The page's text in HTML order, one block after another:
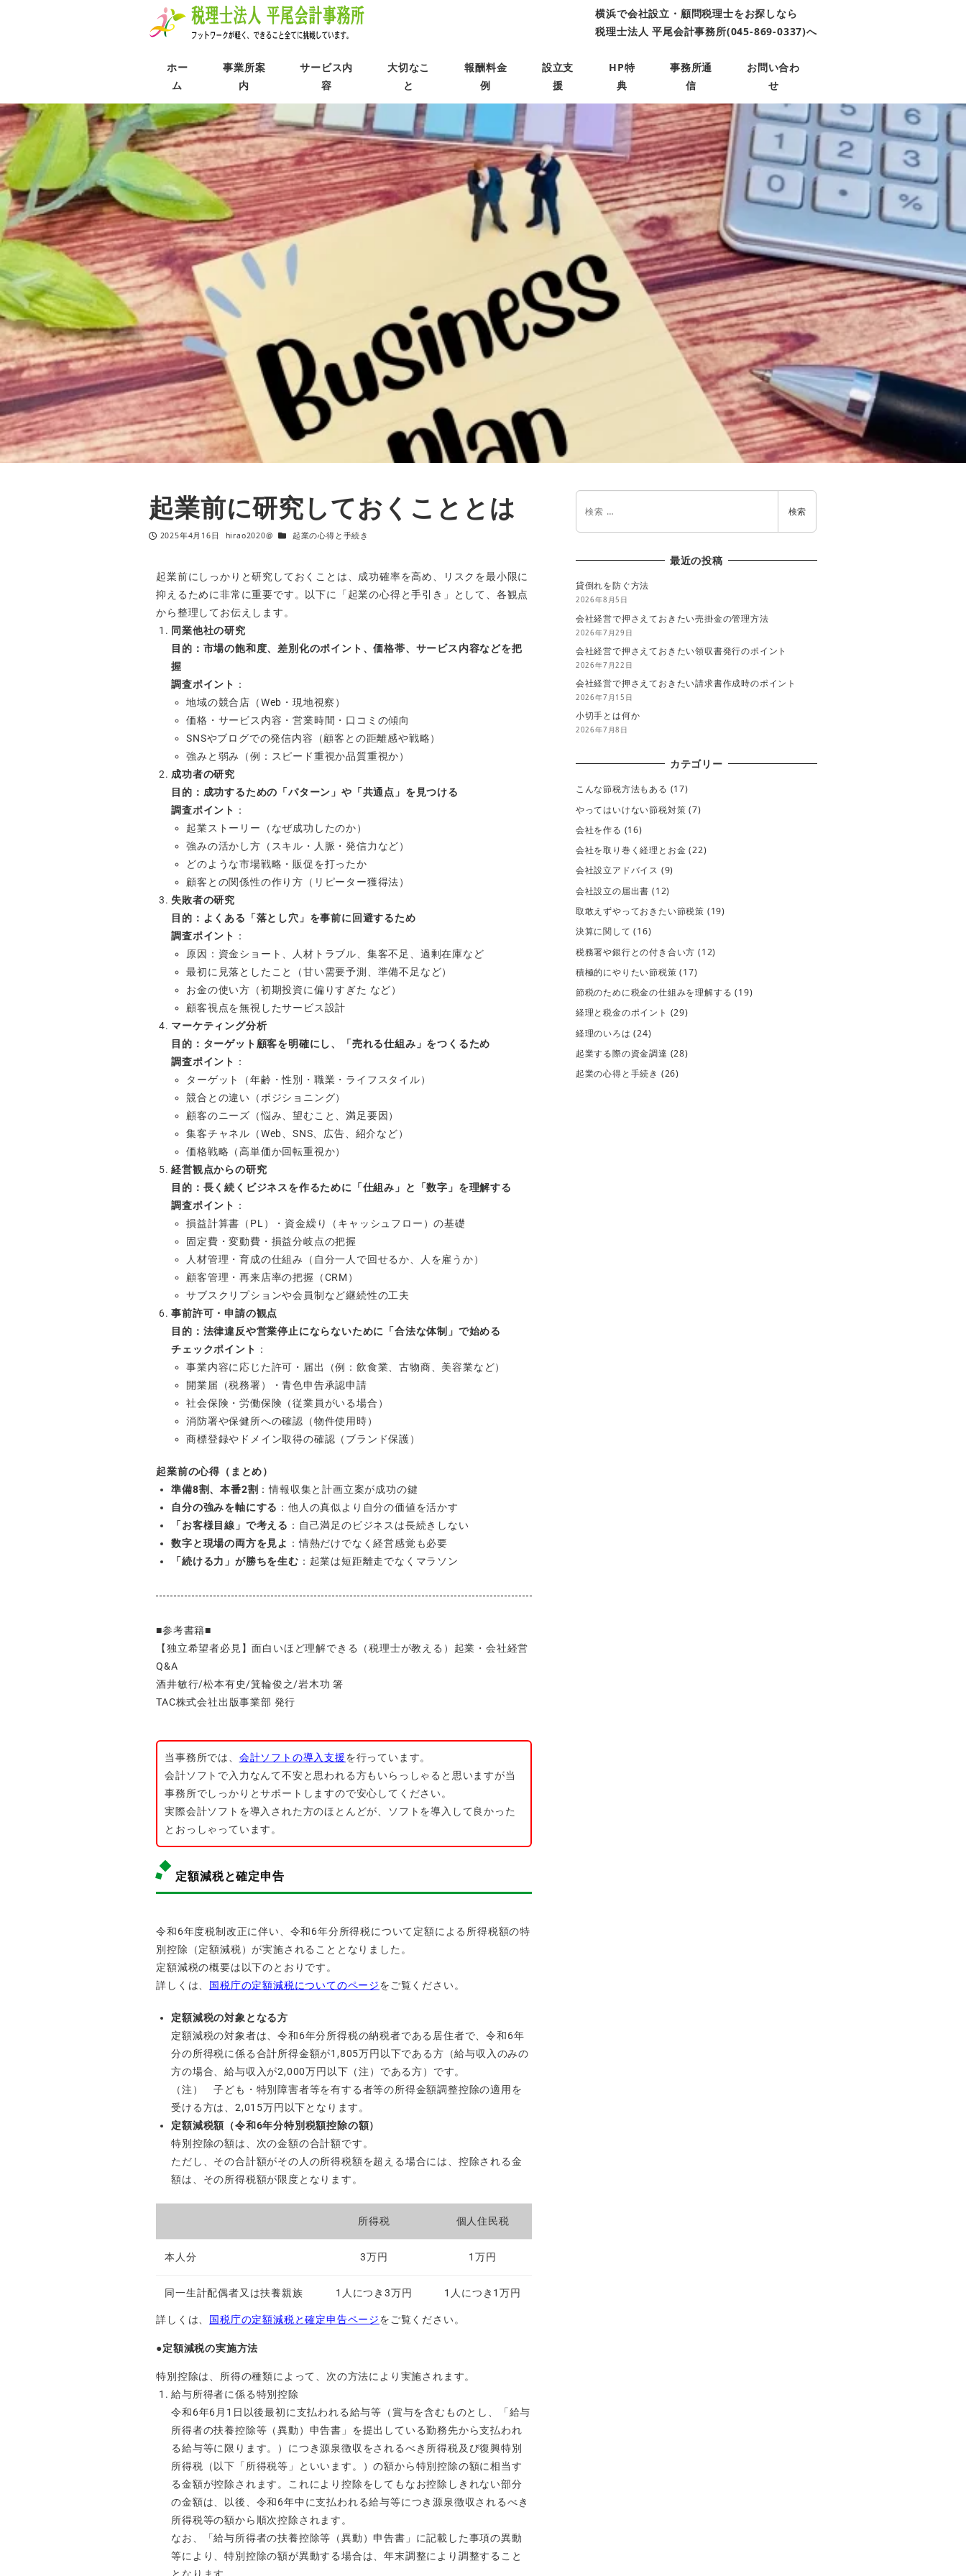
横浜で会社設立・顧問税理士をお探しなら
税理士法人 平尾会計事務所(045-869-0337)へ
ホー
ム
事業所案
内
サービス内
容
大切なこ
と
報酬料金
例
設立支
援
HP特
典
事務所通
信
お問い合わ
せ
起業前に研究しておくこととは
2025年4月16日 hirao2020@ 起業の心得と手続き
起業前にしっかりと研究しておくことは、成功確率を高め、リスクを最小限に
抑えるために非常に重要です。以下に「起業の心得と手引き」として、各観点
から整理してお伝えします。
同業他社の研究
目的：市場の飽和度、差別化のポイント、価格帯、サービス内容などを把
握
調査ポイント ：
地域の競合店（Web・現地視察）
価格・サービス内容・営業時間・口コミの傾向
SNSやブログでの発信内容（顧客との距離感や戦略）
強みと弱み（例：スピード重視か品質重視か）
成功者の研究
目的：成功するための「パターン」や「共通点」を見つける
調査ポイント ：
起業ストーリー（なぜ成功したのか）
強みの活かし方（スキル・人脈・発信力など）
どのような市場戦略・販促を打ったか
顧客との関係性の作り方（リピーター獲得法）
失敗者の研究
目的：よくある「落とし穴」を事前に回避するため
調査ポイント ：
原因：資金ショート、人材トラブル、集客不足、過剰在庫など
最初に見落としたこと（甘い需要予測、準備不足など）
お金の使い方（初期投資に偏りすぎた など）
顧客視点を無視したサービス設計
マーケティング分析
目的：ターゲット顧客を明確にし、「売れる仕組み」をつくるため
調査ポイント ：
ターゲット（年齢・性別・職業・ライフスタイル）
競合との違い（ポジショニング）
顧客のニーズ（悩み、望むこと、満足要因）
集客チャネル（Web、SNS、広告、紹介など）
価格戦略（高単価か回転重視か）
経営観点からの研究
目的：長く続くビジネスを作るために「仕組み」と「数字」を理解する
調査ポイント ：
損益計算書（PL）・資金繰り（キャッシュフロー）の基礎
固定費・変動費・損益分岐点の把握
人材管理・育成の仕組み（自分一人で回せるか、人を雇うか）
顧客管理・再来店率の把握（CRM）
サブスクリプションや会員制など継続性の工夫
事前許可・申請の観点
目的：法律違反や営業停止にならないために「合法な体制」で始める
チェックポイント ：
事業内容に応じた許可・届出（例：飲食業、古物商、美容業など）
開業届（税務署）・青色申告承認申請
社会保険・労働保険（従業員がいる場合）
消防署や保健所への確認（物件使用時）
商標登録やドメイン取得の確認（ブランド保護）
起業前の心得（まとめ）
準備8割、本番2割 ：情報収集と計画立案が成功の鍵
自分の強みを軸にする ：他人の真似より自分の価値を活かす
「お客様目線」で考える ：自己満足のビジネスは長続きしない
数字と現場の両方を見よ ：情熱だけでなく経営感覚も必要
「続ける力」が勝ちを生む ：起業は短距離走でなくマラソン
■参考書籍■
【独立希望者必見】面白いほど理解できる（税理士が教える）起業・会社経営
Q&A
酒井敏行/松本有史/箕輪俊之/岩木功 箸
TAC株式会社出版事業部 発行
当事務所では、 会計ソフトの導入支援を行っています。
会計ソフトで入力なんて不安と思われる方もいらっしゃると思いますが当
事務所でしっかりとサポートしますので安心してください。
実際会計ソフトを導入された方のほとんどが、ソフトを導入して良かった
とおっしゃっています。
定額減税と確定申告
令和6年度税制改正に伴い、令和6年分所得税について定額による所得税額の特
別控除（定額減税）が実施されることとなりました。
定額減税の概要は以下のとおりです。
詳しくは、 国税庁の定額減税についてのページをご覧ください。
定額減税の対象となる方
定額減税の対象者は、令和6年分所得税の納税者である居住者で、令和6年
分の所得税に係る合計所得金額が1,805万円以下である方（給与収入のみの
方の場合、給与収入が2,000万円以下（注）である方）です。
（注） 子ども・特別障害者等を有する者等の所得金額調整控除の適用を
受ける方は、2,015万円以下となります。
定額減税額（令和6年分特別税額控除の額）
特別控除の額は、次の金額の合計額です。
ただし、その合計額がその人の所得税額を超える場合には、控除される金
額は、その所得税額が限度となります。
所得税 個人住民税
本人分 3万円 1万円
同一生計配偶者又は扶養親族 1人につき3万円 1人につき1万円
詳しくは、 国税庁の定額減税と確定申告ページをご覧ください。
●定額減税の実施方法
特別控除は、所得の種類によって、次の方法により実施されます。
給与所得者に係る特別控除
令和6年6月1日以後最初に支払われる給与等（賞与を含むものとし、「給与
所得者の扶養控除等（異動）申告書」を提出している勤務先から支払われ
る給与等に限ります。）につき源泉徴収をされるべき所得税及び復興特別
所得税（以下「所得税等」といいます。）の額から特別控除の額に相当す
る金額が控除されます。これにより控除をしてもなお控除しきれない部分
の金額は、以後、令和6年中に支払われる給与等につき源泉徴収されるべき
所得税等の額から順次控除されます。
なお、「給与所得者の扶養控除等（異動）申告書」に記載した事項の異動
等により、特別控除の額が異動する場合は、年末調整により調整すること
となります。
検索
最近の投稿
貸倒れを防ぐ方法
2026年8月5日
会社経営で押さえておきたい売掛金の管理方法
2026年7月29日
会社経営で押さえておきたい領収書発行のポイント
2026年7月22日
会社経営で押さえておきたい請求書作成時のポイント
2026年7月15日
小切手とは何か
2026年7月8日
カテゴリー
こんな節税方法もある (17)
やってはいけない節税対策 (7)
会社を作る (16)
会社を取り巻く経理とお金 (22)
会社設立アドバイス (9)
会社設立の届出書 (12)
取敢えずやっておきたい節税策 (19)
決算に関して (16)
税務署や銀行との付き合い方 (12)
積極的にやりたい節税策 (17)
節税のために税金の仕組みを理解する (19)
経理と税金のポイント (29)
経理のいろは (24)
起業する際の資金調達 (28)
起業の心得と手続き (26)